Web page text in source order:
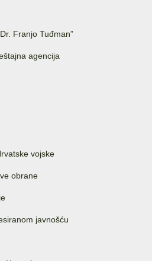
Franjo Tuđman”
agencija
vojske
obrane
javnošću